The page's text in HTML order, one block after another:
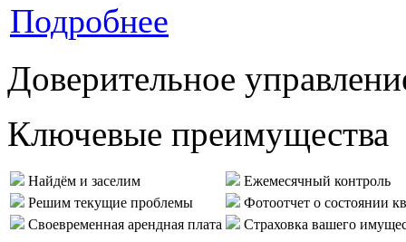
Подробнее
Доверительное
Ключевые преимущества
Найдём и заселим
Ежемесячный контроль
Решим текущие проблемы
Фотоотчет о состоянии
Своевременная арендная плата
Страховка вашего